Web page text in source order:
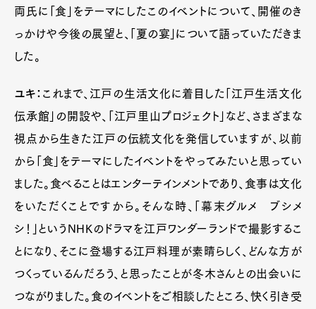
両氏に「食」をテーマにしたこのイベントについて、開催のき
っかけや今後の展望と、「夏の宴」について語っていただきま
した。
ユキ： これまで、江戸の生活文化に着目した「江戸生活文化
伝承館」の開設や、「江戸里山プロジェクト」など、さまざまな
視点から生きた江戸の伝統文化を発信していますが、以前
から「食」をテーマにしたイベントをやってみたいと思ってい
ました。食べることはエンターテインメントであり、食事は文化
をいただくことですから。そんな時、「幕末グルメ ブシメ
シ！」というNHKのドラマを江戸ワンダーランドで撮影するこ
とになり、そこに登場する江戸料理が素晴らしく、どんな方が
つくっているんだろう、と思ったことが冬木さんとの出会いに
つながりました。食のイベントをご相談したところ、快く引き受